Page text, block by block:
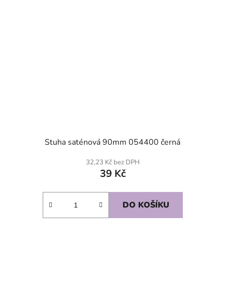
Stuha saténová 90mm 054400 černá
32,23 Kč bez DPH
39 Kč
DO KOŠÍKU